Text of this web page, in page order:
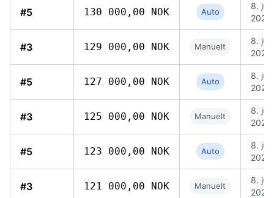
#5 130 000,00 NOK Auto
8. juni
#3 129 000,00 NOK Manuelt
8. juni
#5 127 000,00 NOK Auto
8. juni
#3 125 000,00 NOK Manuelt
8. juni
#5 123 000,00 NOK Auto
8. juni
#3 121 000,00 NOK Manuelt
8. juni